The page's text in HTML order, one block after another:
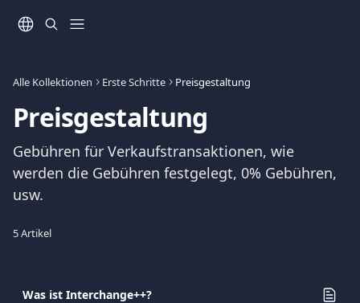
Alle Kollektionen Erste Schritte Preisgestaltung
Preisgestaltung
Gebühren für Verkaufstransaktionen, wie
werden die Gebühren festgelegt, 0% Gebühren,
usw.
5 Artikel
Was ist Interchange++?